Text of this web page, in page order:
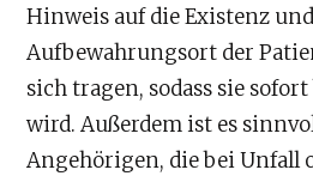
Hinweis auf die Existenz
Aufbewahrungsort der
sich tragen, sodass sie
wird. Außerdem ist es
Angehörigen, die bei Unfall